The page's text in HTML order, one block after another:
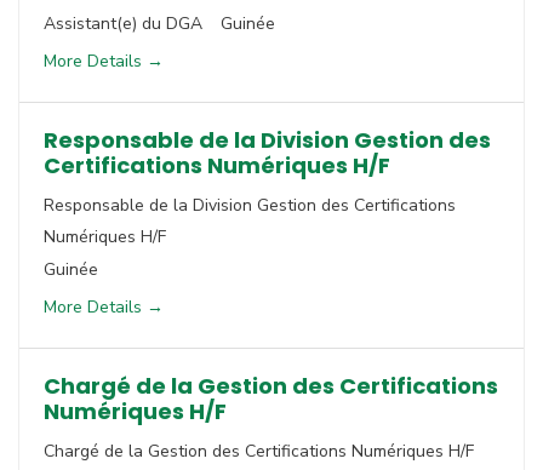
Assistant(e) du DGA
Guinée
More Details
Responsable de la Division Gestion des
Certifications Numériques H/F
Responsable de la Division Gestion des Certifications
Numériques H/F
Guinée
More Details
Chargé de la Gestion des Certifications
Numériques H/F
Chargé de la Gestion des Certifications Numériques H/F